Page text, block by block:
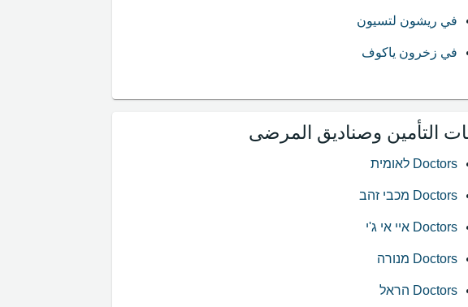
في ريشون لتسيون
في زخرون ياكوف
التأمين وصناديق المرضى
Doctors לאומית
Doctors מכבי זהב
Doctors איי אי ג'י
Doctors מנורה
Doctors הראל